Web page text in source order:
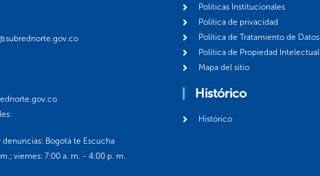
Bogotá te Escucha
viernes: 7:00 a. m. - 4:00 p. m.
Politicas Institucionales
Política de privacidad
Política de Tratamiento de Datos
Política de Propiedad Intelectual
Mapa del sitio
Histórico
Histórico